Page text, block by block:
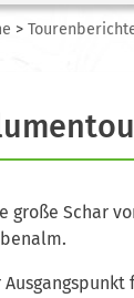
>
große Schar